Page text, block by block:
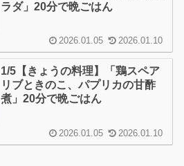
ラダ」20分で晩ごはん
2026.01.05 2026.01.10
1/5【きょうの料理】「鶏スペア
リブときのこ、パプリカの甘酢
煮」20分で晩ごはん
2026.01.05 2026.01.10